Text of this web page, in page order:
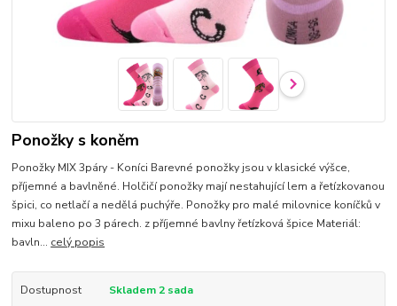
Ponožky s koněm
Ponožky MIX 3páry - Koníci Barevné ponožky jsou v klasické výšce,
příjemné a bavlněné. Holčičí ponožky mají nestahující lem a řetízkovanou
špici, co netlačí a nedělá puchýře. Ponožky pro malé milovnice koníčků v
mixu baleno po 3 párech. z příjemné bavlny řetízková špice Materiál:
bavln... celý popis
Dostupnost
Skladem 2 sada